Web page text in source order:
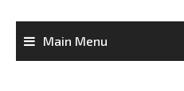
Main Menu